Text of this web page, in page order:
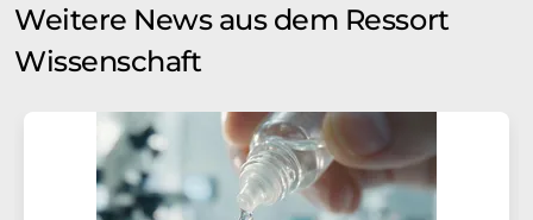
Weitere News aus dem Ressort
Wissenschaft